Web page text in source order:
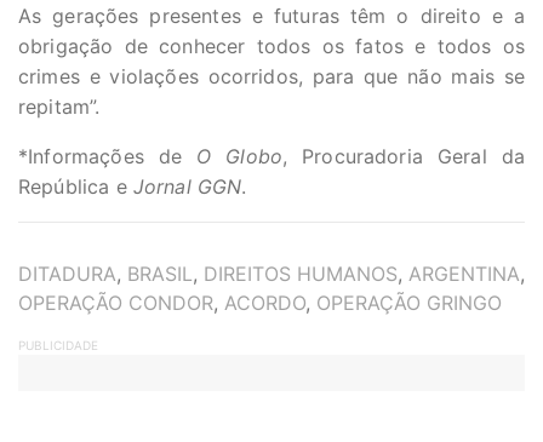
As gerações presentes e futuras têm o direito e a
obrigação de conhecer todos os fatos e todos os
crimes e violações ocorridos, para que não mais se
repitam”.
*Informações de O Globo, Procuradoria Geral da
República e Jornal GGN.
TAGS
DITADURA, BRASIL, DIREITOS HUMANOS, ARGENTINA,
OPERAÇÃO CONDOR, ACORDO, OPERAÇÃO GRINGO
PUBLICIDADE